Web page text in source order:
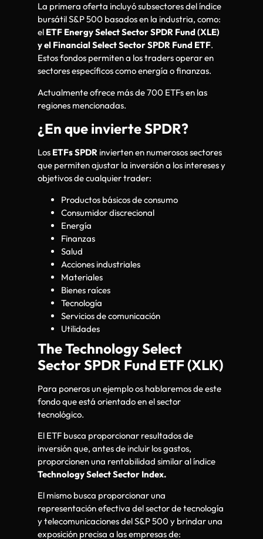
La primera oferta incluyó subsectores del índice
bursátil S&P 500 basados en la industria, como:
el ETF Energy Select Sector SPDR Fund (XLE)
y el Financial Select Sector SPDR Fund ETF.
Estos fondos permiten a los traders operar en
sectores específicos como energía o finanzas.
Actualmente ofrece más de 700 ETFs en las
regiones mencionadas.
¿En que invierte SPDR?
Los ETFs SPDR invierten en numerosos sectores
que permiten ajustar la inversión a los intereses y
objetivos de cualquier trader:
Productos básicos de consumo
Consumidor discrecional
Energía
Finanzas
Salud
Acciones industriales
Materiales
Bienes raíces
Tecnología
Servicios de comunicación
Utilidades
The Technology Select
Sector SPDR Fund ETF (XLK)
Para poneros un ejemplo os hablaremos de este
fondo que está orientado en el sector
tecnológico.
El ETF busca proporcionar resultados de
inversión que, antes de incluir los gastos,
proporcionen una rentabilidad similar al índice
Technology Select Sector Index.
El mismo busca proporcionar una
representación efectiva del sector de tecnología
y telecomunicaciones del S&P 500 y brindar una
exposición precisa a las empresas de: